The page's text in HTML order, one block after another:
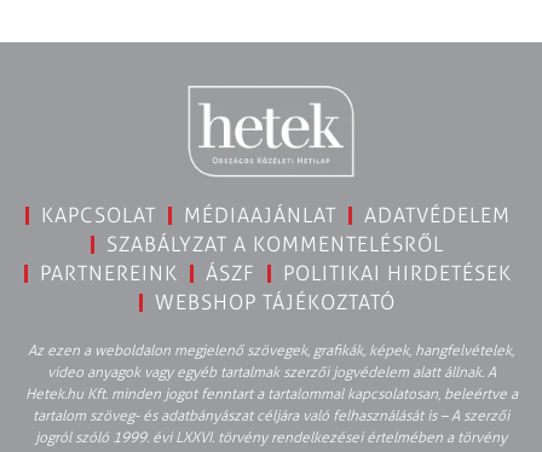
KAPCSOLAT MÉDIAAJÁNLAT
ADATVÉDELEM
SZABÁLYZAT A KOMMENTELÉSRŐL
PARTNEREINK
ÁSZF
POLITIKAI HIRDETÉSEK
WEBSHOP TÁJÉKOZTATÓ
Az ezen a weboldalon megjelenő szövegek, grafikák, képek, hangfelvételek,
video anyagok vagy egyéb tartalmak szerzői jogvédelem alatt állnak. A
Hetek.hu Kft. minden jogot fenntart a tartalommal kapcsolatosan, beleértve a
tartalom szöveg- és adatbányászat céljára való felhasználását is – A szerzői
jogról szóló 1999. évi LXXVI. törvény rendelkezései értelmében a törvény